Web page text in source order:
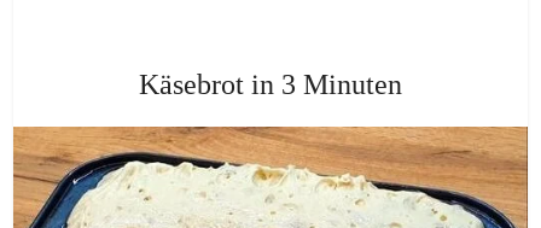
Käsebrot in 3 Minuten